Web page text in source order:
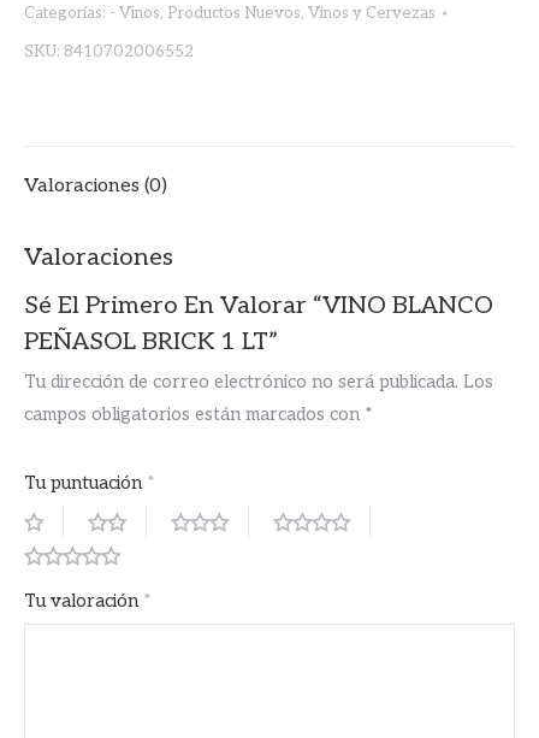
BRICK
1
Categorías: - Vinos, Productos Nuevos, Vinos y Cervezas
SKU: 8410702006552
Valoraciones (0)
Valoraciones
Sé El Primero En Valorar “VINO BLANCO
PEÑASOL BRICK 1 LT”
Tu dirección de correo electrónico no será publicada. Los
campos obligatorios están marcados con *
Tu puntuación *
Tu valoración *